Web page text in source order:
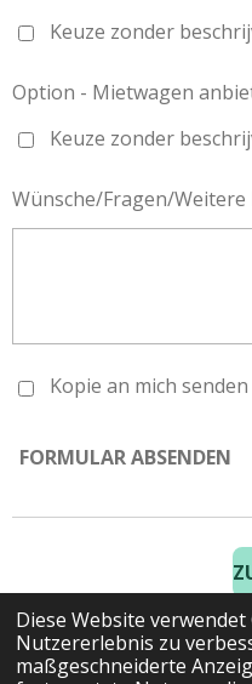
Diese Website
Nutzererlebnis zu
maßgeschneiderte
Keuze zonder
Option - Mietwagen
Keuze zonder
Wünsche/Fragen/Weitere
Kopie an mich senden
FORMULAR ABSENDEN
© 2025 Costa Golf Holidays